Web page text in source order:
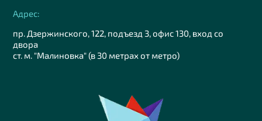
Адрес:
пр. Дзержинского, 122, подъезд 3, офис 130, вход со
двора
ст. м. "Малиновка" (в 30 метрах от метро)